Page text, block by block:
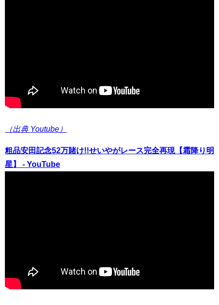
（出典 Youtube）
粗品安田記念52万賭け!!せいやがレース完全再現【霜降り明
星】 - YouTube